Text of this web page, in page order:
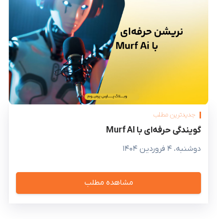
جدیدترین مطلب
گویندگی حرفه‌ای با Murf AI
دوشنبه، ۴ فروردین ۱۴۰۴
مشاهده مطلب